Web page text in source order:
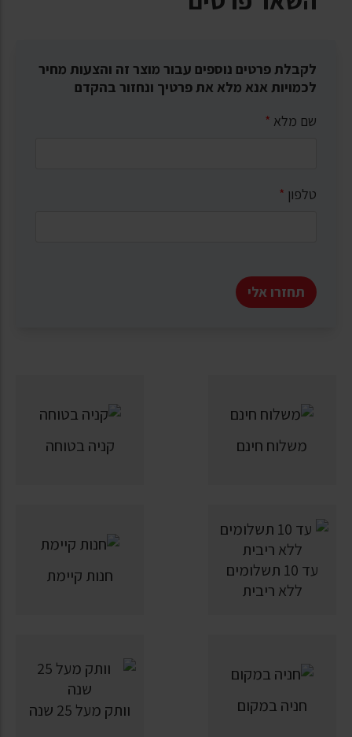
לקבלת פרטים נוספים עבור מוצר זה והצעות מחיר
לכמויות אנא מלא את פרטיך ונחזור בהקדם
שם מלא *
טלפון *
תחזרו אלי
משלוח חינם קניה בטוחה
עד 10 תשלומים
ללא ריבית
חנות קיימת
חניה במקום וותק מעל 25 שנה